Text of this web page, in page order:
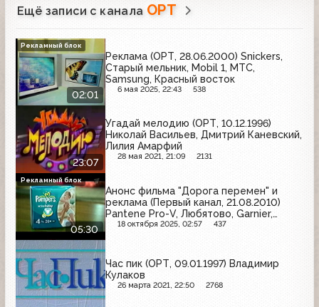
Ещё записи с канала ОРТ
02:01
Реклама (ОРТ, 28.06.2000) Snickers,
Старый мельник, Mobil 1, МТС,
Samsung, Красный восток
6 мая 2025, 22:43 538
Рекламный блок
23:07
Угадай мелодию (ОРТ, 10.12.1996)
Николай Васильев, Дмитрий Каневский,
Лилия Амарфий
28 мая 2021, 21:09 2131
05:30
Анонс фильма "Дорога перемен" и
реклама (Первый канал, 21.08.2010)
Pantene Pro-V, Любятово, Garnier,
Pampers, Maybelline, Nivea, Техносила,
18 октября 2025, 02:57 437
Рекламный блок
Час пик (ОРТ, 09.01.1997) Владимир
Кулаков
26 марта 2021, 22:50 2768